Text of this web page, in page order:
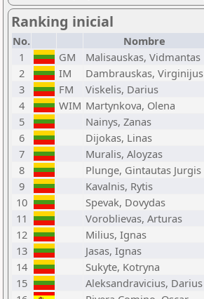
Ranking inicial
No. Nombre
1
GM Malisauskas, Vidmantas
2
IM Dambrauskas, Virginijus
3
FM Viskelis, Darius
4
WIM Martynkova, Olena
5
Nainys, Zanas
6
Dijokas, Linas
7
Muralis, Aloyzas
8
Plunge, Gintautas Jurgis
9
Kavalnis, Rytis
10
Spevak, Dovydas
11
Voroblievas, Arturas
12
Milius, Ignas
13
Jasas, Ignas
14
Sukyte, Kotryna
15
Aleksandravicius, Darius